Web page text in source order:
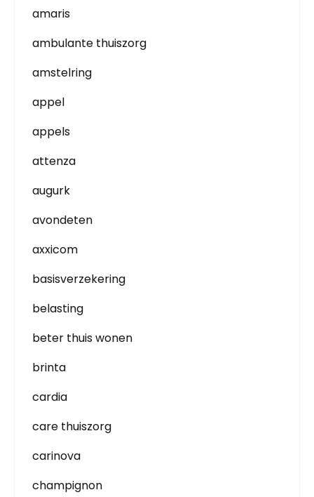
amaris
ambulante thuiszorg
amstelring
appel
appels
attenza
augurk
avondeten
axxicom
basisverzekering
belasting
beter thuis wonen
brinta
cardia
care thuiszorg
carinova
champignon